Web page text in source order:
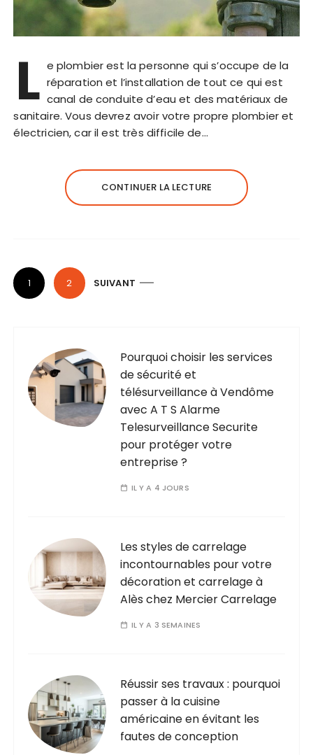
L e plombier est la personne qui s’occupe de la
réparation et l’installation de tout ce qui est
canal de conduite d’eau et des matériaux de
sanitaire. Vous devrez avoir votre propre plombier et
électricien, car il est très difficile de…
CONTINUER LA LECTURE
P
a
1 2 SUIVANT
Pourquoi choisir les services
de sécurité et
télésurveillance à Vendôme
avec A T S Alarme
Telesurveillance Securite
pour protéger votre
entreprise ?
IL Y A 4 JOURS
Les styles de carrelage
incontournables pour votre
décoration et carrelage à
Alès chez Mercier Carrelage
IL Y A 3 SEMAINES
Réussir ses travaux : pourquoi
passer à la cuisine
américaine en évitant les
fautes de conception